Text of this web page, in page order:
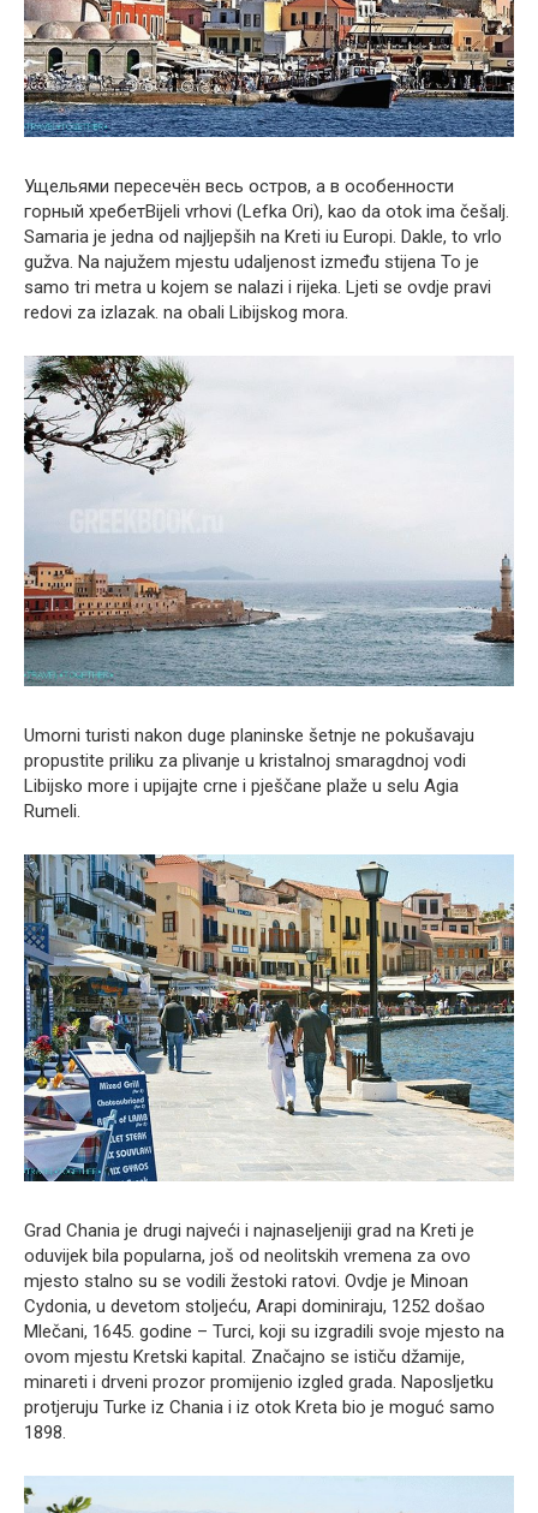
Ущельями пересечён весь остров, а в особенности
горный хребетBijeli vrhovi (Lefka Ori), kao da otok ima češalj.
Samaria je jedna od najljepših na Kreti iu Europi. Dakle, to vrlo
gužva. Na najužem mjestu udaljenost između stijena To je
samo tri metra u kojem se nalazi i rijeka. Ljeti se ovdje pravi
redovi za izlazak. na obali Libijskog mora.
Umorni turisti nakon duge planinske šetnje ne pokušavaju
propustite priliku za plivanje u kristalnoj smaragdnoj vodi
Libijsko more i upijajte crne i pješčane plaže u selu Agia
Rumeli.
Grad Chania je drugi najveći i najnaseljeniji grad na Kreti je
oduvijek bila popularna, još od neolitskih vremena za ovo
mjesto stalno su se vodili žestoki ratovi. Ovdje je Minoan
Cydonia, u devetom stoljeću, Arapi dominiraju, 1252 došao
Mlečani, 1645. godine – Turci, koji su izgradili svoje mjesto na
ovom mjestu Kretski kapital. Značajno se ističu džamije,
minareti i drveni prozor promijenio izgled grada. Naposljetku
protjeruju Turke iz Chania i iz otok Kreta bio je moguć samo
1898.